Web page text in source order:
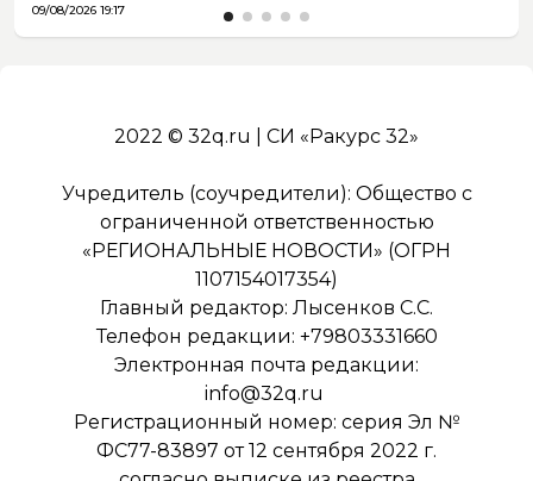
09/08/2026 19:17
2022 © 32q.ru | СИ «Ракурс 32»
Учредитель (соучредители): Общество с
ограниченной ответственностью
«РЕГИОНАЛЬНЫЕ НОВОСТИ» (ОГРН
1107154017354)
Главный редактор: Лысенков С.С.
Телефон редакции: +79803331660
Электронная почта редакции:
info@32q.ru
Регистрационный номер: серия Эл №
ФС77-83897 от 12 сентября 2022 г.